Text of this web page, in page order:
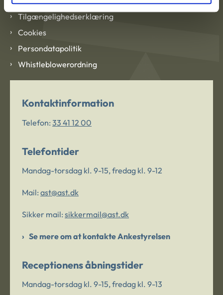
Tilgængelighedserklæring
Cookies
Persondatapolitik
Whistleblowerordning
Kontaktinformation
Telefon: 33 41 12 00
Telefontider
Mandag-torsdag kl. 9-15, fredag kl. 9-12
Mail: ast@ast.dk
Sikker mail: sikkermail@ast.dk
Se mere om at kontakte Ankestyrelsen
Receptionens åbningstider
Mandag-torsdag kl. 9-15, fredag kl. 9-13